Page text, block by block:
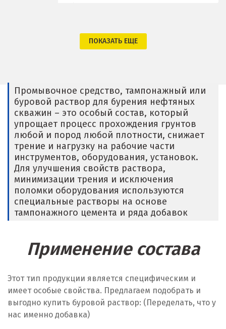
Дмитров
Долгопрудный
Домодедово
Дубна
Е
Егорьевск
Еленинка
Жуковский
И
ПОКАЗАТЬ ЕЩЕ
Промывочное средство, тампонажный или
буровой раствор для бурения нефтяных
скважин – это особый состав, который
упрощает процесс прохождения грунтов
любой и пород любой плотности, снижает
трение и нагрузку на рабочие части
инструментов, оборудования, установок.
Для улучшения свойств раствора,
минимизации трения и исключения
поломки оборудования используются
специальные растворы на основе
тампонажного цемента и ряда добавок
Применение состава
Этот тип продукции является специфическим и
имеет особые свойства. Предлагаем подобрать и
выгодно купить буровой раствор: (Переделать, что у
нас именно добавка)